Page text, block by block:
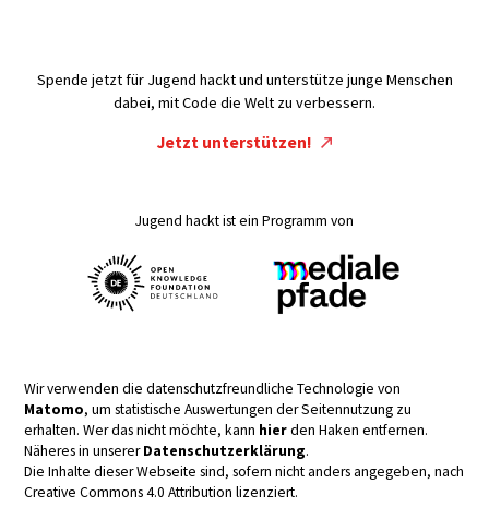
Spende jetzt für Jugend hackt und unterstütze junge Menschen
dabei, mit Code die Welt zu verbessern.
Jetzt unterstützen!
Jugend hackt ist ein Programm von
Wir verwenden die datenschutzfreundliche Technologie von
Matomo, um statistische Auswertungen der Seitennutzung zu
erhalten. Wer das nicht möchte, kann hierden Haken entfernen.
Näheres in unsererDatenschutzerklärung.
Die Inhalte dieser Webseite sind, sofern nicht anders angegeben, nach
Creative Commons 4.0 Attribution lizenziert.